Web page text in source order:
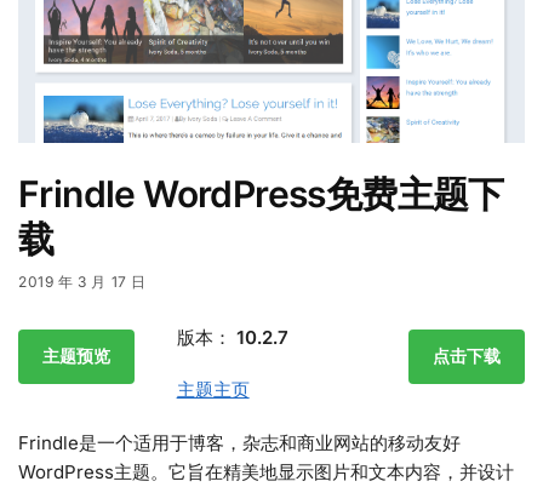
Frindle WordPress免费主题下
载
2019 年 3 月 17 日
主题预览 点击下载
版本： 10.2.7
主题主页
Frindle是一个适用于博客，杂志和商业网站的移动友好
WordPress主题。它旨在精美地显示图片和文本内容，并设计